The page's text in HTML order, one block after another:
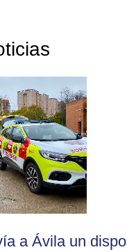
a Ávila un